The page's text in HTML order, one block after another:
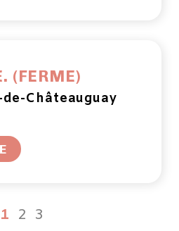
(FERME)
Châteauguay
1 2 3